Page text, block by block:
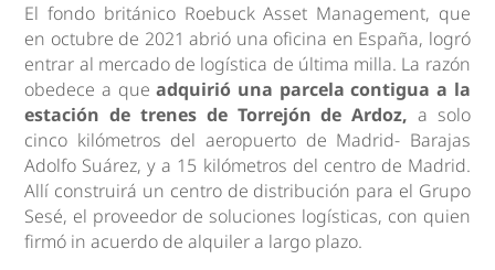
El fondo británico Roebuck Asset Management, que
en octubre de 2021 abrió una oficina en España, logró
entrar al mercado de logística de última milla. La razón
obedece a queadquirió una parcela contigua a la
estación de trenes de Torrejón de Ardoz, a solo
cinco kilómetros del aeropuerto de Madrid- Barajas
Adolfo Suárez, y a 15 kilómetros del centro de Madrid.
Allí construirá un centro de distribución para el Grupo
Sesé, el proveedor de soluciones logísticas, con quien
firmó in acuerdo de alquiler a largo plazo.